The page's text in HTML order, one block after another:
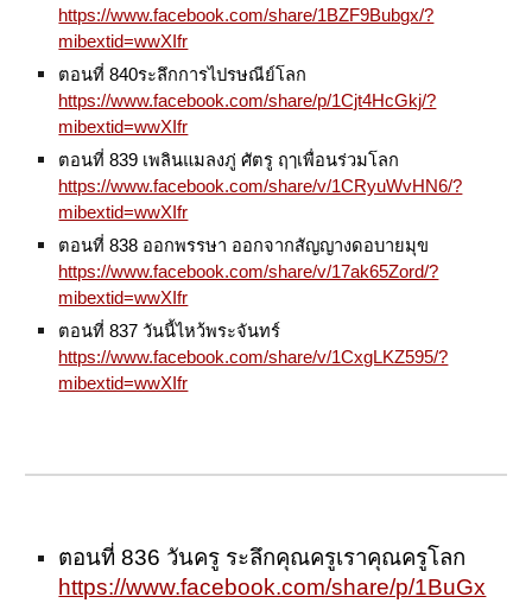
https://www.facebook.com/share/1BZF9Bubgx/?
mibextid=wwXIfr
ตอนที่ 840ระลึกการไปรษณีย์โลก
https://www.facebook.com/share/p/1Cjt4HcGkj/?
mibextid=wwXIfr
ตอนที่ 839 เพลินแมลงภู่ ศัตรู ฤๅเพื่อนร่วมโลก
https://www.facebook.com/share/v/1CRyuWvHN6/?
mibextid=wwXIfr
ตอนที่ 838 ออกพรรษา ออกจากสัญญางดอบายมุข
https://www.facebook.com/share/v/17ak65Zord/?
mibextid=wwXIfr
ตอนที่ 837 วันนี้ไหว้พระจันทร์
https://www.facebook.com/share/v/1CxgLKZ595/?
mibextid=wwXIfr
ตอนที่ 836 วันครู ระลึกคุณครูเราคุณครูโลก
https://www.facebook.com/share/p/1BuGx